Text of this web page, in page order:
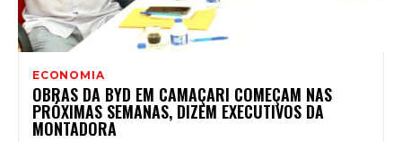
ECONOMIA
OBRAS DA BYD EM CAMAÇARI COMEÇAM NAS
PRÓXIMAS SEMANAS, DIZEM EXECUTIVOS DA
MONTADORA